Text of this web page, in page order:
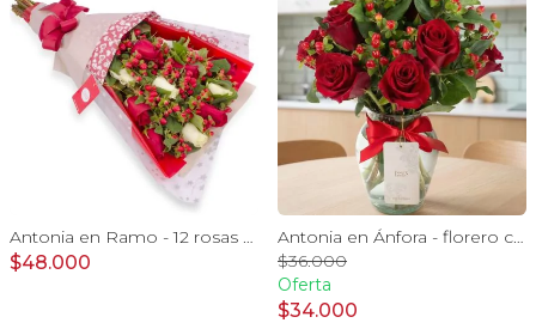
Antonia en Ramo - 12 rosas mix blanco y rojo con hypericum
$48.000
Antonia en Ánfora - florero con 9 rosas rojo e hypericum
$36.000
Oferta
$34.000